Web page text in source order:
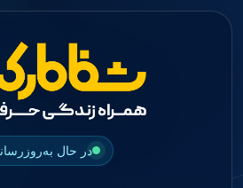
در حال
جستجو
Impression Coping